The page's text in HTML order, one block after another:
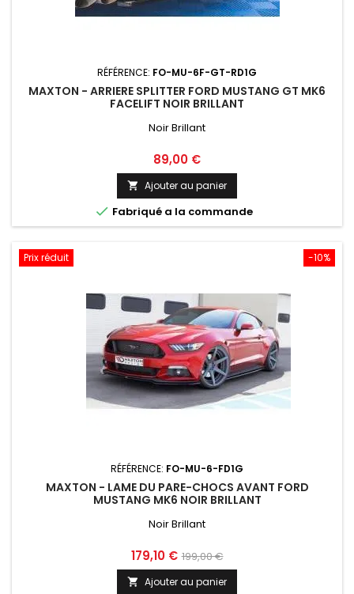
RÉFÉRENCE: FO-MU-6F-GT-RD1G
MAXTON - ARRIERE SPLITTER FORD MUSTANG GT MK6
FACELIFT NOIR BRILLANT
Noir Brillant
Prix
89,00 €
 Ajouter au panier
 Fabriqué a la commande
-10%
Prix réduit
RÉFÉRENCE: FO-MU-6-FD1G
MAXTON - LAME DU PARE-CHOCS AVANT FORD
MUSTANG MK6 NOIR BRILLANT
Noir Brillant
Prix
179,10 € Prix
199,00 €
 Ajouter au panier